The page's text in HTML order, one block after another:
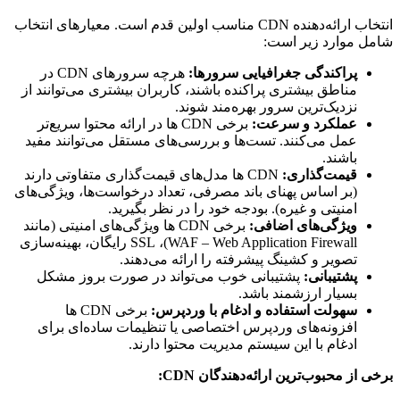
انتخاب ارائه‌دهنده CDN مناسب اولین قدم است. معیارهای انتخاب
شامل موارد زیر است:
پراکندگی جغرافیایی سرورها:
هرچه سرورهای CDN در
مناطق بیشتری پراکنده باشند، کاربران بیشتری می‌توانند از
نزدیک‌ترین سرور بهره‌مند شوند.
عملکرد و سرعت:
برخی CDN ها در ارائه محتوا سریع‌تر
عمل می‌کنند. تست‌ها و بررسی‌های مستقل می‌توانند مفید
باشند.
قیمت‌گذاری:
CDN ها مدل‌های قیمت‌گذاری متفاوتی دارند
(بر اساس پهنای باند مصرفی، تعداد درخواست‌ها، ویژگی‌های
امنیتی و غیره). بودجه خود را در نظر بگیرید.
ویژگی‌های اضافی:
برخی CDN ها ویژگی‌های امنیتی (مانند
WAF – Web Application Firewall)، SSL رایگان، بهینه‌سازی
تصویر و کشینگ پیشرفته را ارائه می‌دهند.
پشتیبانی: پشتیبانی خوب می‌تواند در صورت بروز مشکل
بسیار ارزشمند باشد.
سهولت استفاده و ادغام با وردپرس:
برخی CDN ها
افزونه‌های وردپرس اختصاصی یا تنظیمات ساده‌ای برای
ادغام با این سیستم مدیریت محتوا دارند.
برخی از محبوب‌ترین ارائه‌دهندگان CDN: